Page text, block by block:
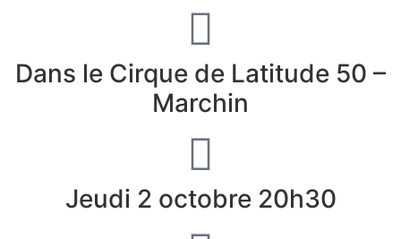
Dans le Cirque de Latitude 50 –
Marchin
Jeudi 2 octobre 20h30